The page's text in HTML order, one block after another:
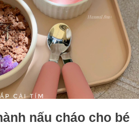
nấu cháo cho bé